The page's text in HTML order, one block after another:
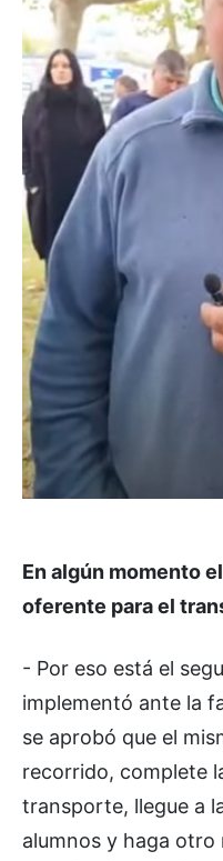
En algún momento
oferente para el
- Por eso está el
implementó ante la
se aprobó que el
recorrido, complete
transporte, llegue a
alumnos y haga otro